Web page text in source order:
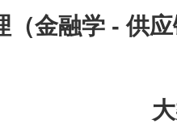
（金融学 - 供